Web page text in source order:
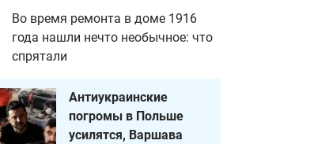
Во время ремонта в доме 1916
года нашли нечто необычное: что
спрятали
Антиукраинские
погромы в Польше
усилятся, Варшава